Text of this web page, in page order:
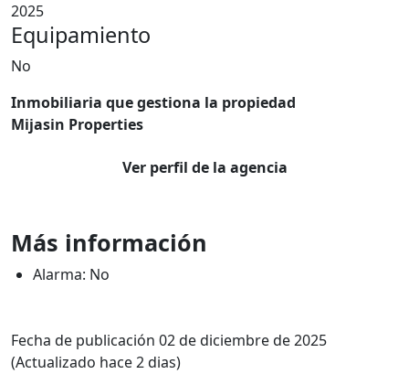
2025
Equipamiento
No
Inmobiliaria que gestiona la propiedad
Mijasin Properties
Ver perfil de la agencia
Más información
Alarma: No
Fecha de publicación 02 de diciembre de 2025
(Actualizado hace 2 dias)